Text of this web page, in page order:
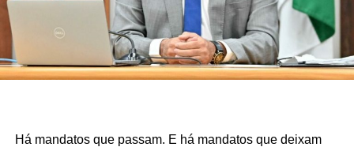
Há mandatos que passam. E há mandatos que deixam